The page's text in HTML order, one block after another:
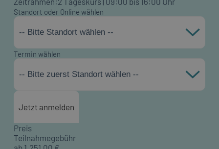
Standort oder Online wählen
-- Bitte Standort wählen --
Termin wählen
-- Bitte zuerst Standort wählen --
Jetzt anmelden
Preis
Teilnahmegebühr